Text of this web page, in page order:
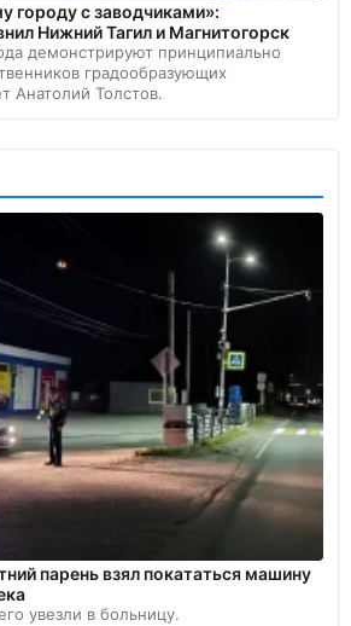
городу с заводчиками»:
Нижний Тагил и Магнитогорск
демонстрируют принципиально
градообразующих
Анатолий Толстов.
парень взял покататься машину
увезли в больницу.